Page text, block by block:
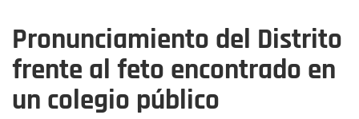
Pronunciamiento del Distrito
frente al feto encontrado en
un colegio público